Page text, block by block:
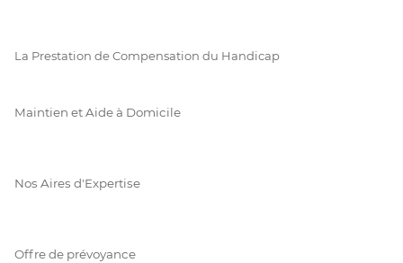
La Prestation de Compensation du Handicap
Maintien et Aide à Domicile
Nos Aires d'Expertise
Offre de prévoyance